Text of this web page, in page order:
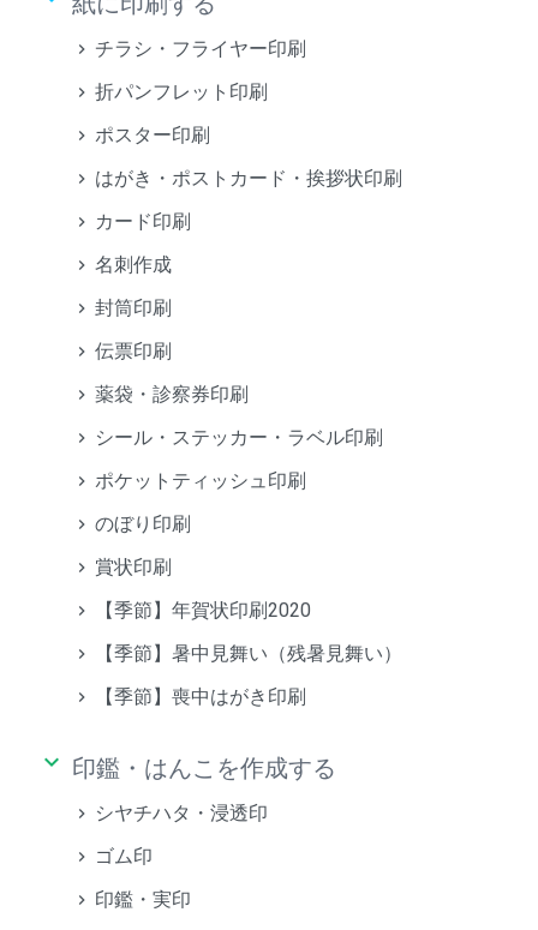
チラシ・フライヤー印刷
折パンフレット印刷
ポスター印刷
はがき・ポストカード・挨拶状印刷
カード印刷
名刺作成
封筒印刷
伝票印刷
薬袋・診察券印刷
シール・ステッカー・ラベル印刷
ポケットティッシュ印刷
のぼり印刷
賞状印刷
【季節】年賀状印刷2020
【季節】暑中見舞い（残暑見舞い）
【季節】喪中はがき印刷
keyboard_arrow_down 印鑑・はんこを作成する
シヤチハタ・浸透印
ゴム印
印鑑・実印